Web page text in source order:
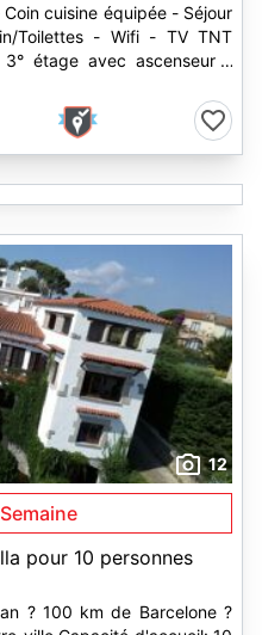
cuisine équipée - Séjour
12
pour 10 personnes
? 100 km de Barcelone ?